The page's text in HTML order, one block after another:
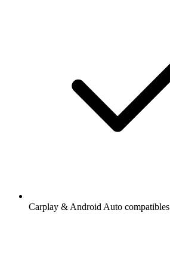
Carplay & Android Auto compatibles